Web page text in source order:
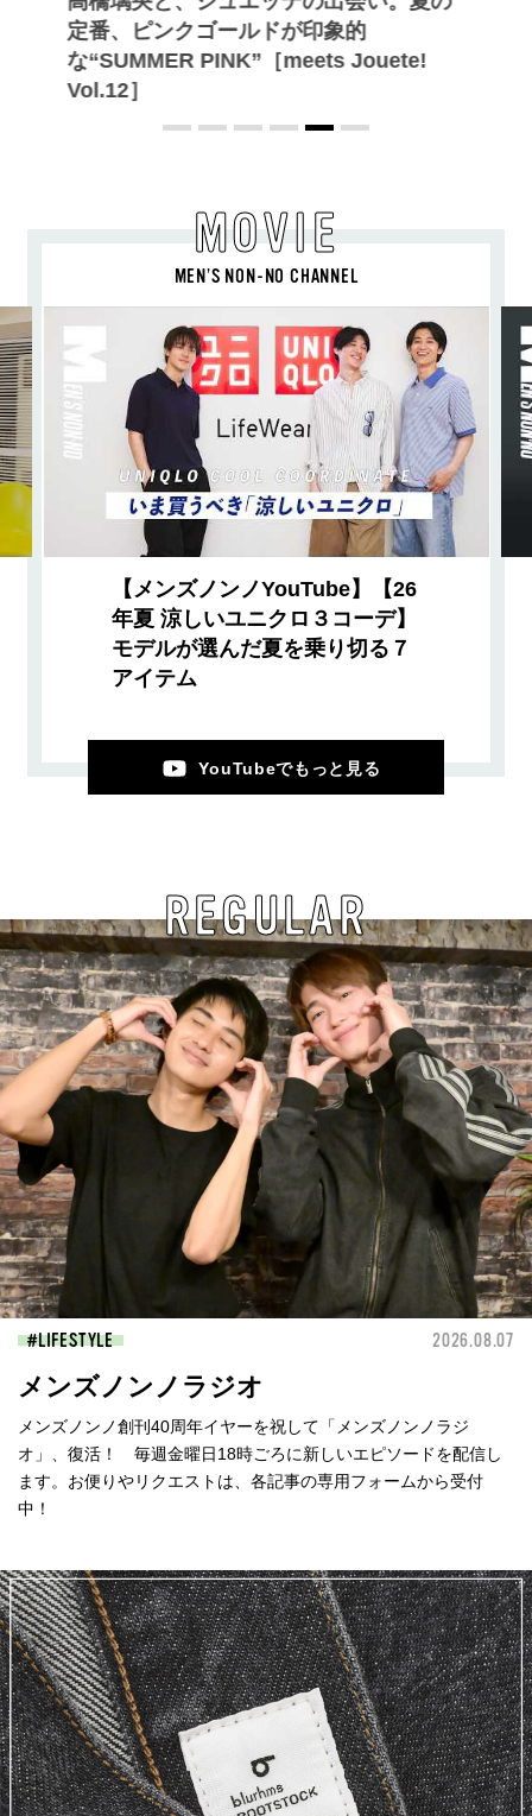
定番、ピンクゴールドが印象的
な“SUMMER PINK”［meets Jouete!
Vol.12］
MOVIE
MEN’S NON-NO CHANNEL
【メンズノンノYouTube】【26
年夏 涼しいユニクロ３コーデ】
モデルが選んだ夏を乗り切る７
アイテム
YouTubeでもっと見る
REGULAR
LIFESTYLE 2026.08.07
メンズノンノラジオ
メンズノンノ創刊40周年イヤーを祝して「メンズノンノラジ
オ」、復活！ 毎週金曜日18時ごろに新しいエピソードを配信し
ます。お便りやリクエストは、各記事の専用フォームから受付
中！